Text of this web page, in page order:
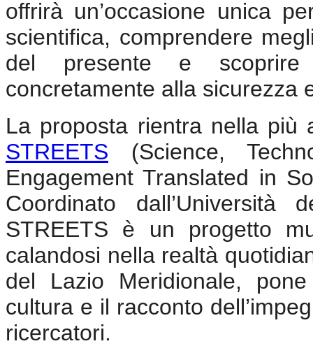
offrirà un’occasione unica
scientifica, comprendere
del presente e scoprire
concretamente alla sicurezza
La proposta rientra nella
STREETS (Science,
Engagement Translated in
Coordinato
STREETS è un progetto
calandosi nella realtà
del Lazio Meridionale,
cultura e il racconto
ricercatori.